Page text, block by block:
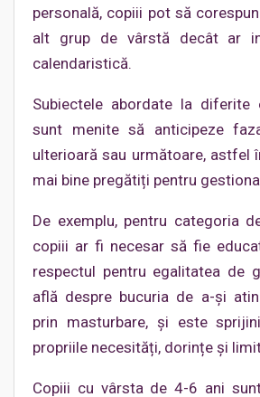
personală, copiii pot să
alt grup de vârstă decât ar
calendaristică.
Subiectele abordate la diferite
sunt menite să anticipeze
ulterioară sau următoare, astfel
mai bine pregătiți pentru
De exemplu, pentru categoria
copiii ar fi necesar să fie
respectul pentru egalitatea de
află despre bucuria de a-și
prin masturbare, și este
propriile necesități, dorințe și
Copiii cu vârsta de 4-6 ani